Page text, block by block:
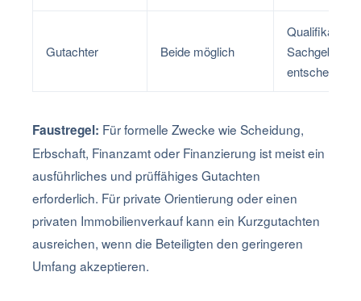
Gutachter Beide möglich
Qualifikation
Sachgebiet
entscheidend
Faustregel: Für formelle Zwecke wie Scheidung,
Erbschaft, Finanzamt oder Finanzierung ist meist ein
ausführliches und prüffähiges Gutachten
erforderlich. Für private Orientierung oder einen
privaten Immobilienverkauf kann ein Kurzgutachten
ausreichen, wenn die Beteiligten den geringeren
Umfang akzeptieren.